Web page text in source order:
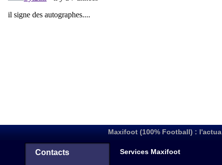
Maxifoot (100% Football) :
Contacts Services Maxifoot